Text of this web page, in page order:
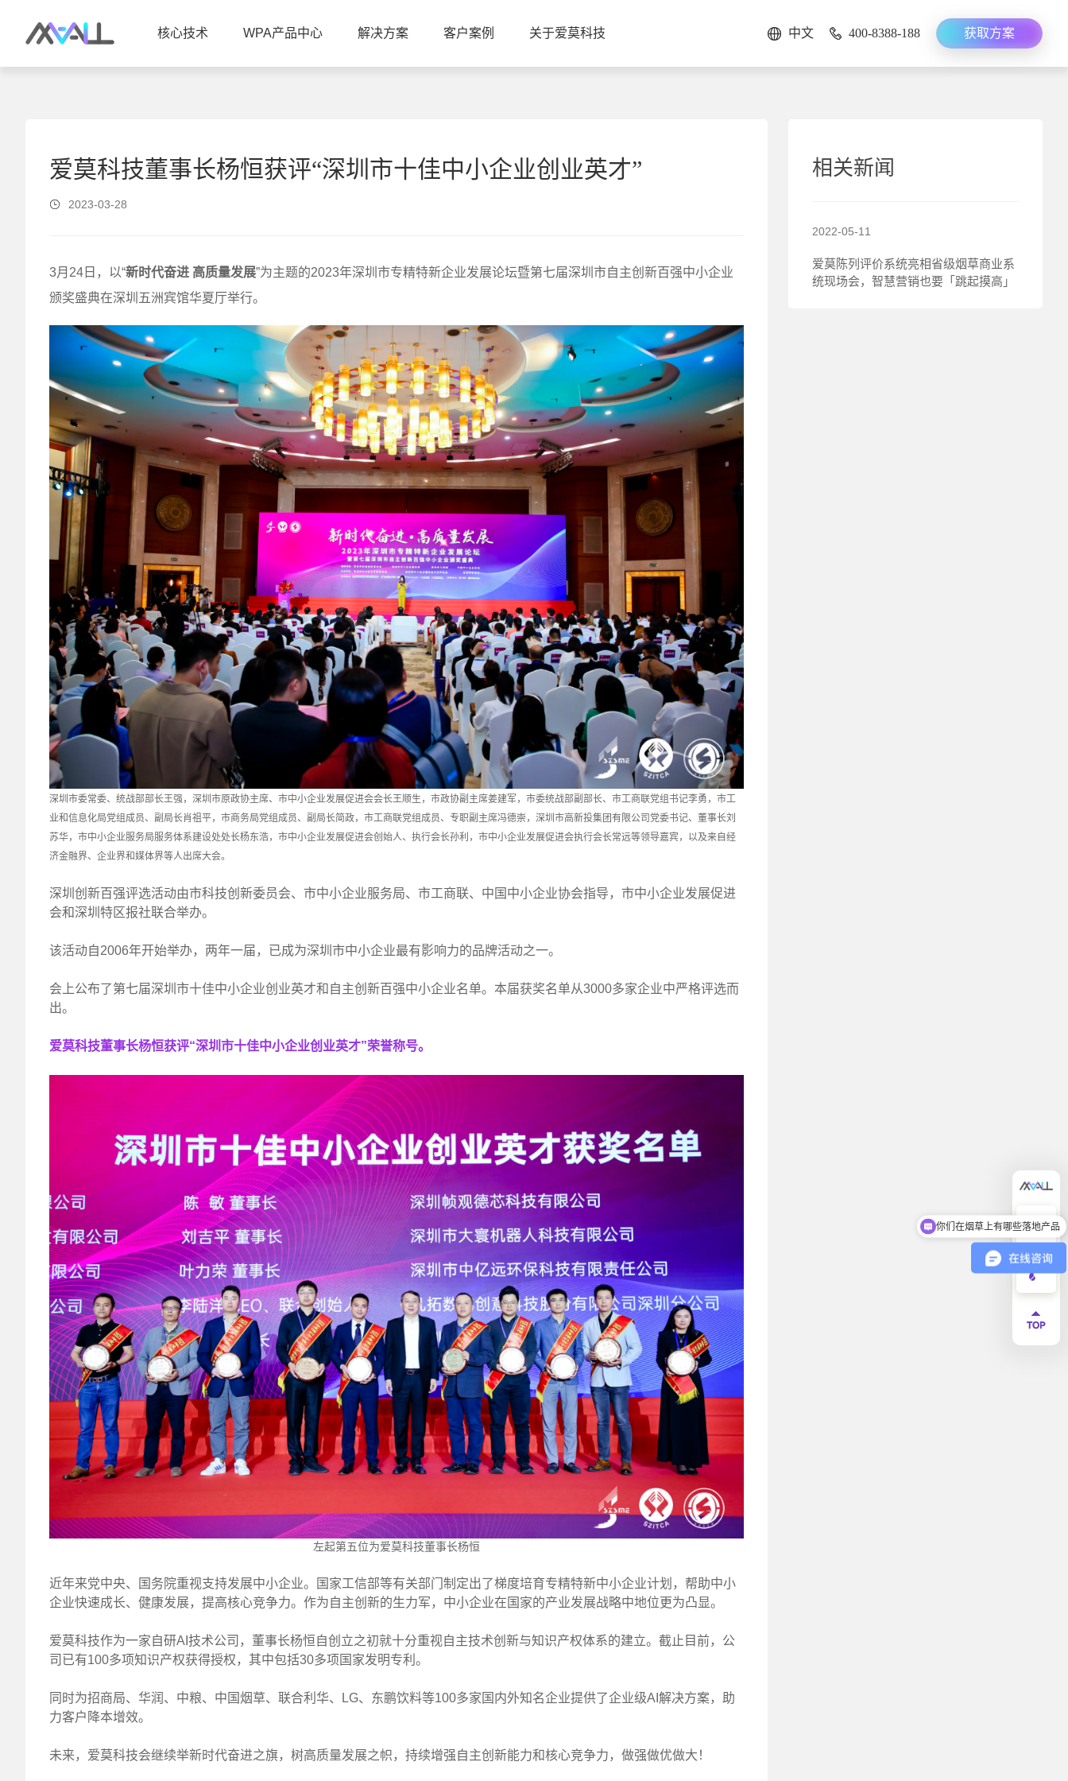
中文 400-8388-188 获取方案
核心技术 WPA产品中心 解决方案 客户案例 关于爱莫科技
爱莫科技董事长杨恒获评“深圳市十佳中小企业创业英才”
2023-03-28
3月24日，以“新时代奋进 高质量发展”为主题的2023年深圳市专精特新企业发展论坛暨第七届深圳市自主创新百强中小企业
颁奖盛典在深圳五洲宾馆华夏厅举行。
深圳市委常委、统战部部长王强，深圳市原政协主席、市中小企业发展促进会会长王顺生，市政协副主席姜建军，市委统战部副部长、市工商联党组书记李勇，市工
业和信息化局党组成员、副局长肖祖平，市商务局党组成员、副局长简政，市工商联党组成员、专职副主席冯德崇，深圳市高新投集团有限公司党委书记、董事长刘
苏华，市中小企业服务局服务体系建设处处长杨东浩，市中小企业发展促进会创始人、执行会长孙利，市中小企业发展促进会执行会长常远等领导嘉宾，以及来自经
济金融界、企业界和媒体界等人出席大会。
深圳创新百强评选活动由市科技创新委员会、市中小企业服务局、市工商联、中国中小企业协会指导，市中小企业发展促进
会和深圳特区报社联合举办。
该活动自2006年开始举办，两年一届，已成为深圳市中小企业最有影响力的品牌活动之一。
会上公布了第七届深圳市十佳中小企业创业英才和自主创新百强中小企业名单。本届获奖名单从3000多家企业中严格评选而
出。
爱莫科技董事长杨恒获评“深圳市十佳中小企业创业英才”荣誉称号。
左起第五位为爱莫科技董事长杨恒
近年来党中央、国务院重视支持发展中小企业。国家工信部等有关部门制定出了梯度培育专精特新中小企业计划，帮助中小
企业快速成长、健康发展，提高核心竞争力。作为自主创新的生力军，中小企业在国家的产业发展战略中地位更为凸显。
爱莫科技作为一家自研AI技术公司，董事长杨恒自创立之初就十分重视自主技术创新与知识产权体系的建立。截止目前，公
司已有100多项知识产权获得授权，其中包括30多项国家发明专利。
同时为招商局、华润、中粮、中国烟草、联合利华、LG、东鹏饮料等100多家国内外知名企业提供了企业级AI解决方案，助
力客户降本增效。
未来，爱莫科技会继续举新时代奋进之旗，树高质量发展之帜，持续增强自主创新能力和核心竞争力，做强做优做大！
相关新闻
2022-05-11
爱莫陈列评价系统亮相省级烟草商业系
统现场会，智慧营销也要「跳起摸高」
可以介绍下你们的产品么